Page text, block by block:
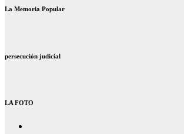
La Memoria Popular
persecución judicial
LA FOTO